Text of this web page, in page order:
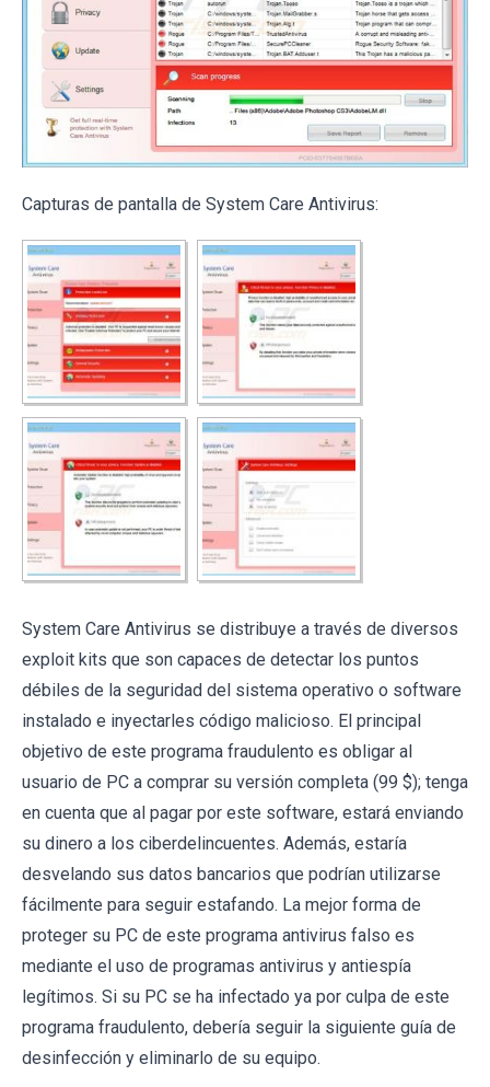
Capturas de pantalla de System Care Antivirus:
System Care Antivirus se distribuye a través de diversos
exploit kits que son capaces de detectar los puntos
débiles de la seguridad del sistema operativo o software
instalado e inyectarles código malicioso. El principal
objetivo de este programa fraudulento es obligar al
usuario de PC a comprar su versión completa (99 $); tenga
en cuenta que al pagar por este software, estará enviando
su dinero a los ciberdelincuentes. Además, estaría
desvelando sus datos bancarios que podrían utilizarse
fácilmente para seguir estafando. La mejor forma de
proteger su PC de este programa antivirus falso es
mediante el uso de programas antivirus y antiespía
legítimos. Si su PC se ha infectado ya por culpa de este
programa fraudulento, debería seguir la siguiente guía de
desinfección y eliminarlo de su equipo.